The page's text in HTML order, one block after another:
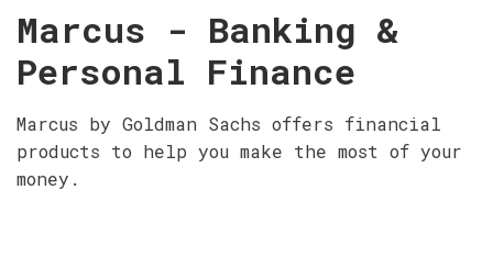
Marcus - Banking &
Personal Finance
Marcus by Goldman Sachs offers financial
products to help you make the most of your
money.